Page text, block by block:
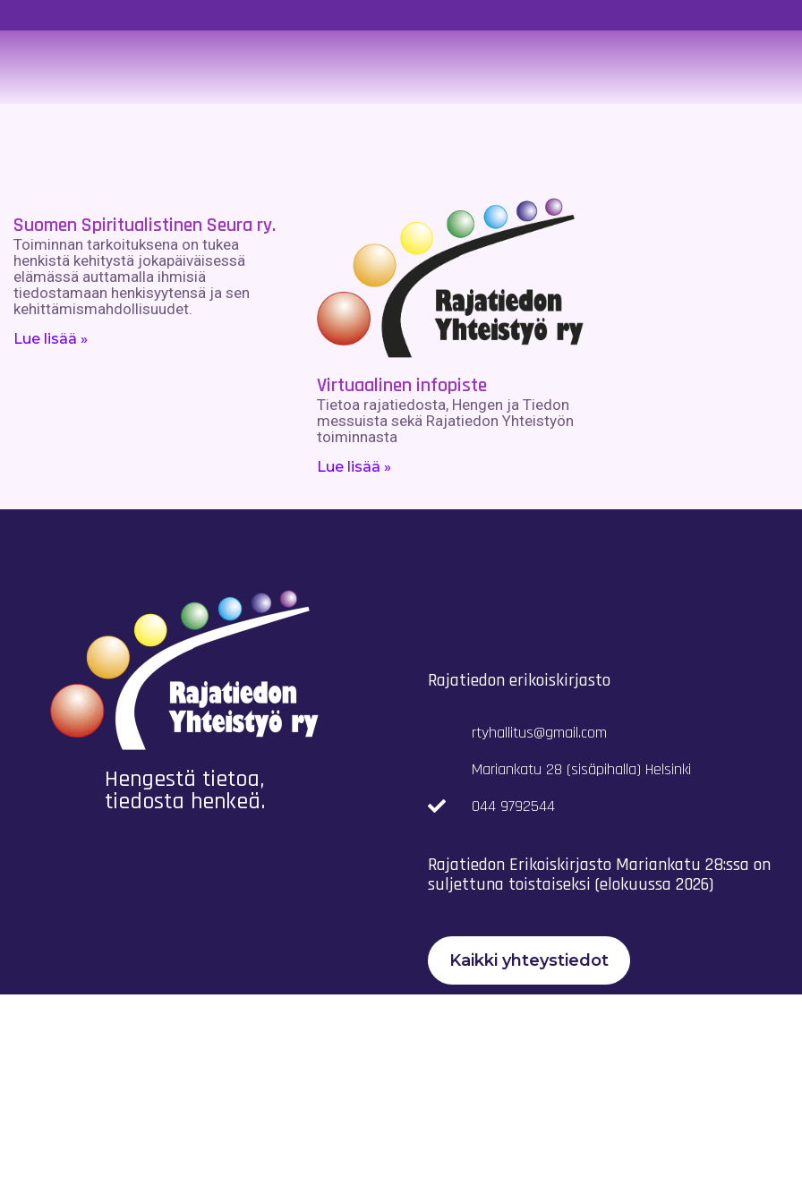
Suomen Spiritualistinen Seura ry.
Toiminnan tarkoituksena on tukea
henkistä kehitystä jokapäiväisessä
elämässä auttamalla ihmisiä
tiedostamaan henkisyytensä ja sen
kehittämismahdollisuudet.
Lue lisää »
Virtuaalinen infopiste
Tietoa rajatiedosta, Hengen ja Tiedon
messuista sekä Rajatiedon Yhteistyön
toiminnasta
Lue lisää »
Hengestä tietoa,
tiedosta henkeä.
Rajatiedon erikoiskirjasto
rtyhallitus@gmail.com
Mariankatu 28 (sisäpihalla) Helsinki
044 9792544
Rajatiedon Erikoiskirjasto Mariankatu 28:ssa on
suljettuna toistaiseksi (elokuussa 2026)
Kaikki yhteystiedot